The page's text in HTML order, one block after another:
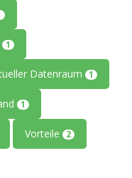
1
Datenraum 1
1
Vorteile 2